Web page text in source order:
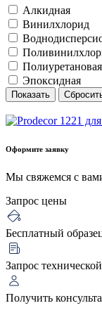
Алкидная
Винилхлорид
Полиуретановая
Эпоксидная
Показать
Оформите заявку
Мы свяжемся с
Запрос цены
Бесплатный
Запрос
Получить